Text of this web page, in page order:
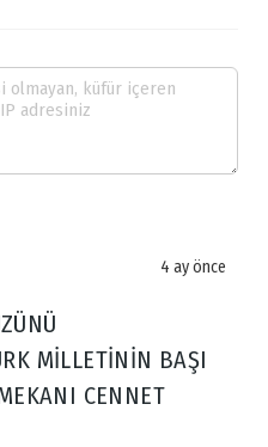
4 ay önce
MİLLETİNİN BAŞI
CENNET